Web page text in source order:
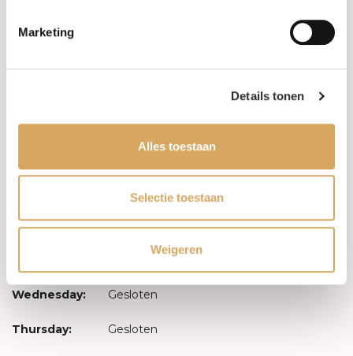
Marketing
Details tonen
Alles toestaan
Selectie toestaan
Weigeren
Monday: Gesloten
Wednesday: Gesloten
Thursday: Gesloten